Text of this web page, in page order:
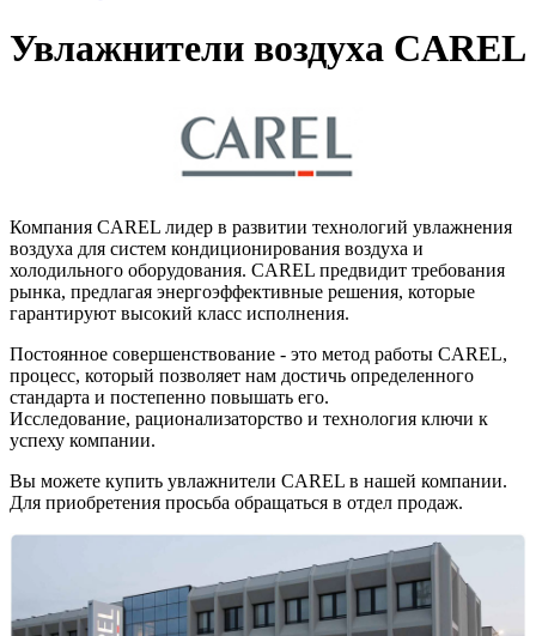
Увлажнители воздуха CAREL
Компания CAREL лидер в развитии технологий увлажнения
воздуха для систем кондиционирования воздуха и
холодильного оборудования. CAREL предвидит требования
рынка, предлагая энергоэффективные решения, которые
гарантируют высокий класс исполнения.
Постоянное совершенствование - это метод работы CAREL,
процесс, который позволяет нам достичь определенного
стандарта и постепенно повышать его.
Исследование, рационализаторство и технология ключи к
успеху компании.
Вы можете купить увлажнители CAREL в нашей компании.
Для приобретения просьба обращаться в отдел продаж.